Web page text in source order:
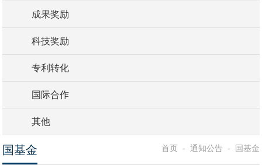
成果奖励
科技奖励
专利转化
国际合作
其他
国基金 首页 - 通知公告 - 国基金